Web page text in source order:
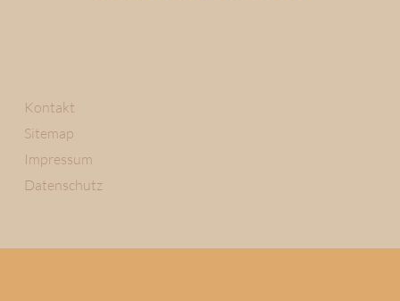
Kontakt
Sitemap
Impressum
Datenschutz